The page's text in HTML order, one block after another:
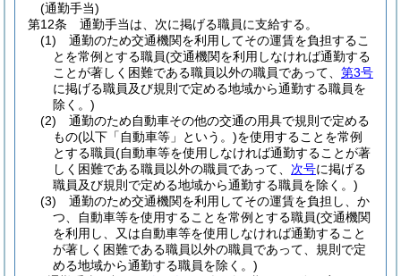
(通勤手当)
第12条
通勤手当は、次に掲げる職員に支給する。
(1)
通勤のため交通機関を利用してその運賃を負担するこ
とを常例とする職員(交通機関を利用しなければ通勤する
ことが著しく困難である職員以外の職員であって、 第3号
に掲げる職員及び規則で定める地域から通勤する職員を
除く。)
(2)
通勤のため自動車その他の交通の用具で規則で定める
もの(以下「自動車等」という。)を使用することを常例
とする職員(自動車等を使用しなければ通勤することが著
しく困難である職員以外の職員であって、 次号に掲げる
職員及び規則で定める地域から通勤する職員を除く。)
(3)
通勤のため交通機関を利用してその運賃を負担し、か
つ、自動車等を使用することを常例とする職員(交通機関
を利用し、又は自動車等を使用しなければ通勤すること
が著しく困難である職員以外の職員であって、規則で定
める地域から通勤する職員を除く。)